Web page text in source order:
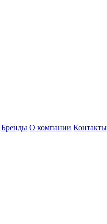
Бренды О компании Контакты